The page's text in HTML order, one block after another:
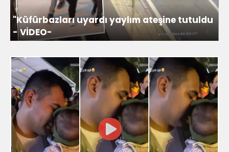
"Küfürbazları uyardı yaylım ateşine tutuldu
- VİDEO-